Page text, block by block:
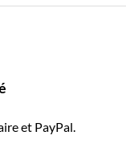
et PayPal.